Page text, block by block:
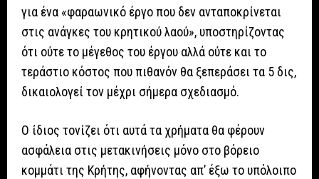
για ένα «φαραωνικό έργο που δεν ανταποκρίνεται
στις ανάγκες του κρητικού λαού», υποστηρίζοντας
ότι ούτε το μέγεθος του έργου αλλά ούτε και το
τεράστιο κόστος που πιθανόν θα ξεπεράσει τα 5 δις,
δικαιολογεί τον μέχρι σήμερα σχεδιασμό.
Ο ίδιος τονίζει ότι αυτά τα χρήματα θα φέρουν
ασφάλεια στις μετακινήσεις μόνο στο βόρειο
κομμάτι της Κρήτης, αφήνοντας απ’ έξω το υπόλοιπο